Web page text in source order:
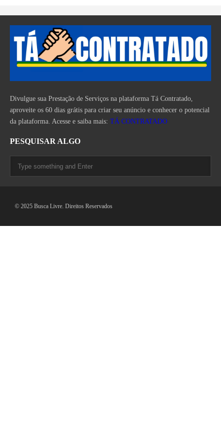
Divulgue sua Prestação de Serviços na plataforma Tá Contratado,
aproveite os 60 dias grátis para criar seu anúncio e conhecer o potencial
da plataforma. Acesse e saiba mais: TÁ CONTRATADO
PESQUISAR ALGO
© 2025 Busca Livre. Direitos Reservados